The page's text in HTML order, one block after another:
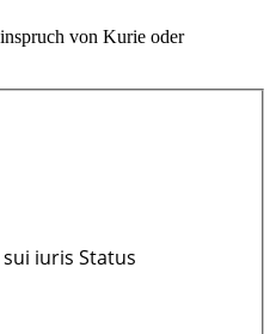
von Kurie oder
iuris Status